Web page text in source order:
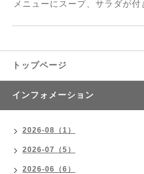
メニューにスープ、サラダが付
トップページ
インフォメーション
2026-08（1）
2026-07（5）
2026-06（6）